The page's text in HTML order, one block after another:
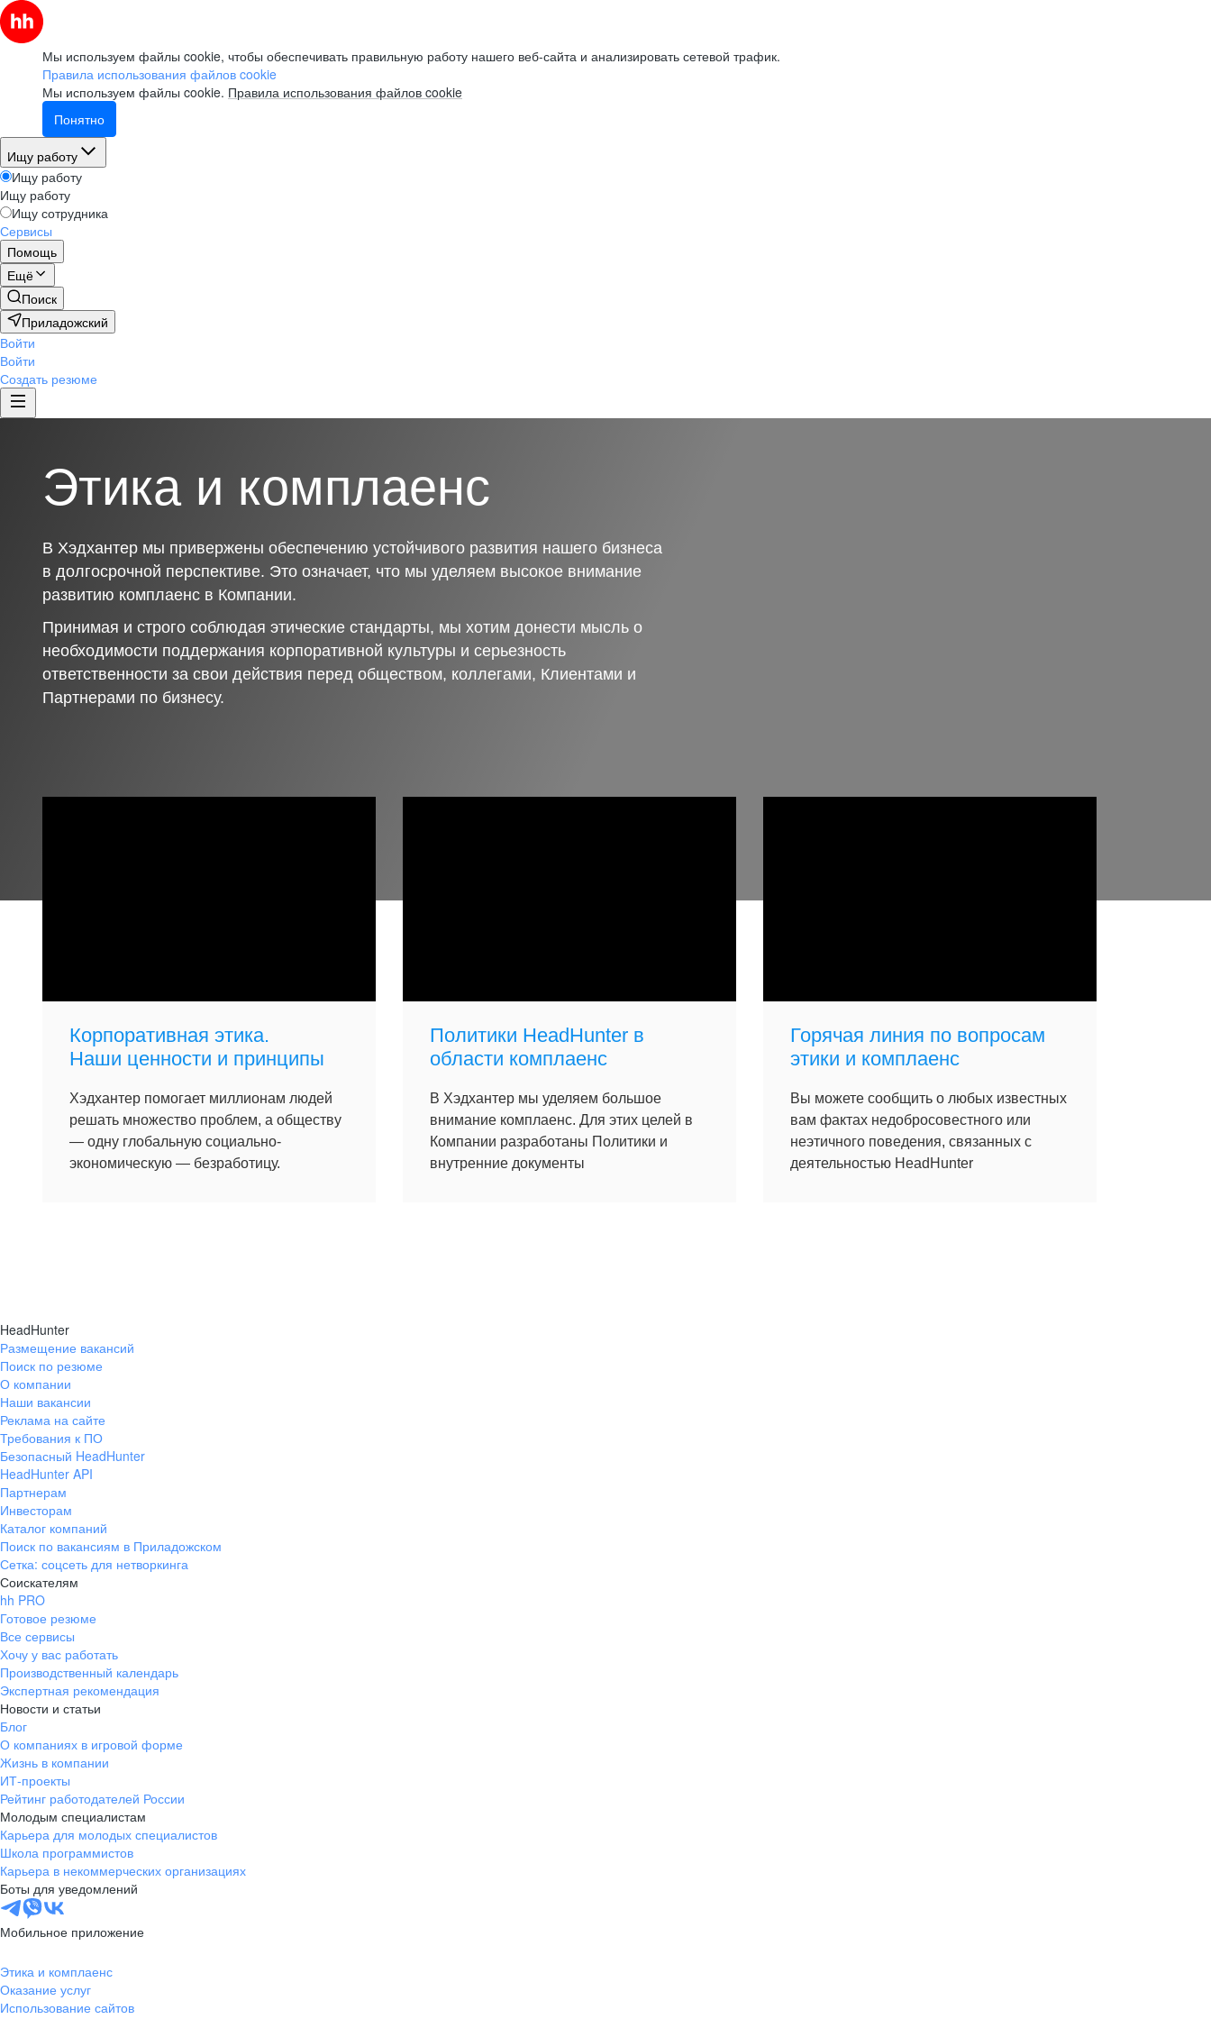
Мы используем файлы cookie, чтобы обеспечивать правильную работу нашего веб-сайта и анализировать сетевой трафик.
Правила использования файлов cookie
Мы используем файлы cookie. Правила использования файлов cookie
Понятно
Ищу работу
Ищу работу
Ищу работу
Ищу сотрудника
Сервисы
Помощь
Ещё
Поиск
Приладожский
Войти
Войти
Создать резюме
Этика и комплаенс
В Хэдхантер мы привержены обеспечению устойчивого развития нашего бизнеса
в долгосрочной перспективе. Это означает, что мы уделяем высокое внимание
развитию комплаенс в Компании.
Принимая и строго соблюдая этические стандарты, мы хотим донести мысль о
необходимости поддержания корпоративной культуры и серьезность
ответственности за свои действия перед обществом, коллегами, Клиентами и
Партнерами по бизнесу.
Корпоративная этика.
Наши ценности и принципы
Хэдхантер помогает миллионам людей
решать множество проблем, а обществу
— одну глобальную социально-
экономическую — безработицу.
Политики HeadHunter в
области комплаенс
В Хэдхантер мы уделяем большое
внимание комплаенс. Для этих целей в
Компании разработаны Политики и
внутренние документы
Горячая линия по вопросам
этики и комплаенс
Вы можете сообщить о любых известных
вам фактах недобросовестного или
неэтичного поведения, связанных с
деятельностью HeadHunter
HeadHunter
Размещение вакансий
Поиск по резюме
О компании
Наши вакансии
Реклама на сайте
Требования к ПО
Безопасный HeadHunter
HeadHunter API
Партнерам
Инвесторам
Каталог компаний
Поиск по вакансиям в Приладожском
Сетка: соцсеть для нетворкинга
Соискателям
hh PRO
Готовое резюме
Все сервисы
Хочу у вас работать
Производственный календарь
Экспертная рекомендация
Новости и статьи
Блог
О компаниях в игровой форме
Жизнь в компании
ИТ-проекты
Рейтинг работодателей России
Молодым специалистам
Карьера для молодых специалистов
Школа программистов
Карьера в некоммерческих организациях
Боты для уведомлений
Мобильное приложение
Этика и комплаенс
Оказание услуг
Использование сайтов